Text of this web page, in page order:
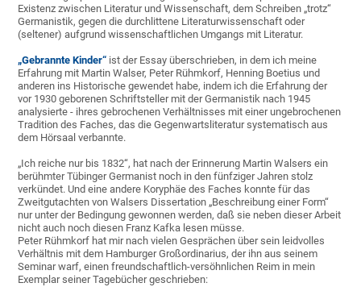
Existenz zwischen Literatur und Wissenschaft, dem Schreiben „trotz“
Germanistik, gegen die durchlittene Literaturwissenschaft oder
(seltener) aufgrund wissenschaftlichen Umgangs mit Literatur.
„Gebrannte Kinder“ ist der Essay überschrieben, in dem ich meine
Erfahrung mit Martin Walser, Peter Rühmkorf, Henning Boetius und
anderen ins Historische gewendet habe, indem ich die Erfahrung der
vor 1930 geborenen Schriftsteller mit der Germanistik nach 1945
analysierte - ihres gebrochenen Verhältnisses mit einer ungebrochenen
Tradition des Faches, das die Gegenwartsliteratur systematisch aus
dem Hörsaal verbannte.
„Ich reiche nur bis 1832“, hat nach der Erinnerung Martin Walsers ein
berühmter Tübinger Germanist noch in den fünfziger Jahren stolz
verkündet. Und eine andere Koryphäe des Faches konnte für das
Zweitgutachten von Walsers Dissertation „Beschreibung einer Form“
nur unter der Bedingung gewonnen werden, daß sie neben dieser Arbeit
nicht auch noch diesen Franz Kafka lesen müsse.
Peter Rühmkorf hat mir nach vielen Gesprächen über sein leidvolles
Verhältnis mit dem Hamburger Großordinarius, der ihn aus seinem
Seminar warf, einen freundschaftlich-versöhnlichen Reim in mein
Exemplar seiner Tagebücher geschrieben: